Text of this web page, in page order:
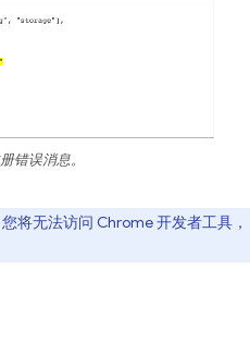
错误消息。
将无法访问 Chrome 开发者工具，